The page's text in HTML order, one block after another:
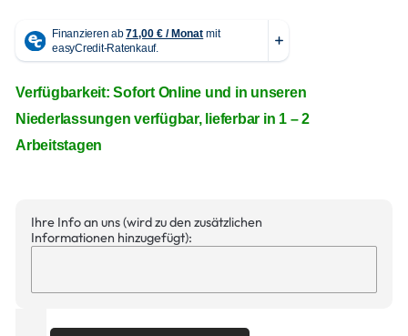
Verfügbarkeit: Sofort Online und in unseren
Niederlassungen verfügbar, lieferbar in 1 – 2
Arbeitstagen
Ihre Info an uns (wird zu den zusätzlichen
Informationen hinzugefügt):